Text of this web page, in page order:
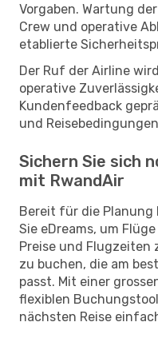
Vorgaben. Wartung
Crew und operative
etablierte
Der Ruf der Airline
operative
Kundenfeedback
und
Sichern Sie sich
mit RwandAir
Bereit für die Planung
Sie eDreams, um
Preise und Flugzeiten
zu buchen, die am
passt. Mit einer
flexiblen
nächsten Reise